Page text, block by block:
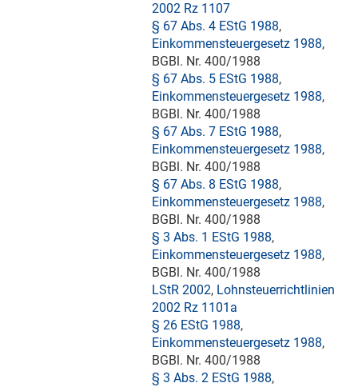
2002 Rz 1107
§ 67 Abs. 4 EStG 1988,
Einkommensteuergesetz 1988,
BGBl. Nr. 400/1988
§ 67 Abs. 5 EStG 1988,
Einkommensteuergesetz 1988,
BGBl. Nr. 400/1988
§ 67 Abs. 7 EStG 1988,
Einkommensteuergesetz 1988,
BGBl. Nr. 400/1988
§ 67 Abs. 8 EStG 1988,
Einkommensteuergesetz 1988,
BGBl. Nr. 400/1988
§ 3 Abs. 1 EStG 1988,
Einkommensteuergesetz 1988,
BGBl. Nr. 400/1988
LStR 2002, Lohnsteuerrichtlinien
2002 Rz 1101a
§ 26 EStG 1988,
Einkommensteuergesetz 1988,
BGBl. Nr. 400/1988
§ 3 Abs. 2 EStG 1988,